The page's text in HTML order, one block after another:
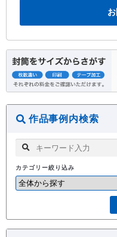
作品事例内検索
カテゴリー絞り込み